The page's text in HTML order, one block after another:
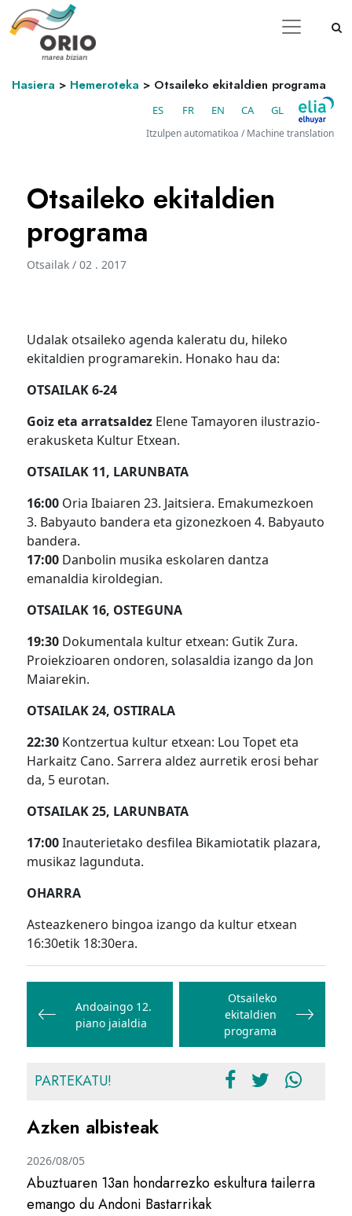
Hasiera > Hemeroteka > Otsaileko ekitaldien programa
ES FR EN CA GL
Itzulpen automatikoa / Machine translation
Otsaileko ekitaldien
programa
Otsailak / 02 . 2017
Udalak otsaileko agenda kaleratu du, hileko
ekitaldien programarekin. Honako hau da:
OTSAILAK 6-24
Goiz eta arratsaldez Elene Tamayoren ilustrazio-
erakusketa Kultur Etxean.
OTSAILAK 11, LARUNBATA
16:00 Oria Ibaiaren 23. Jaitsiera. Emakumezkoen
3. Babyauto bandera eta gizonezkoen 4. Babyauto
bandera.
17:00 Danbolin musika eskolaren dantza
emanaldia kiroldegian.
OTSAILAK 16, OSTEGUNA
19:30 Dokumentala kultur etxean: Gutik Zura.
Proiekzioaren ondoren, solasaldia izango da Jon
Maiarekin.
OTSAILAK 24, OSTIRALA
22:30 Kontzertua kultur etxean: Lou Topet eta
Harkaitz Cano. Sarrera aldez aurretik erosi behar
da, 5 eurotan.
OTSAILAK 25, LARUNBATA
17:00Inauterietako desfilea Bikamiotatik plazara,
musikaz lagunduta.
OHARRA
Asteazkenero bingoa izango da kultur etxean
16:30etik 18:30era.
Bidalketetan
zehar
nabigatu
Andoaingo 12.
piano jaialdia
Otsaileko
ekitaldien
programa
PARTEKATU!
Azken albisteak
Abuztuaren 13an hondarrezko eskultura tailerra
emango du Andoni Bastarrikak
2026/08/05